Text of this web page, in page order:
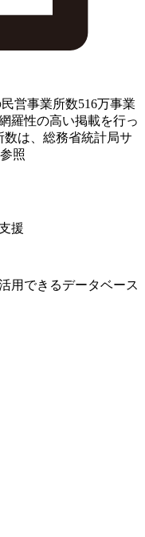
営事業所数516万事業
羅性の高い掲載を行っ
は、総務省統計局サ
照
援
用できるデータベース